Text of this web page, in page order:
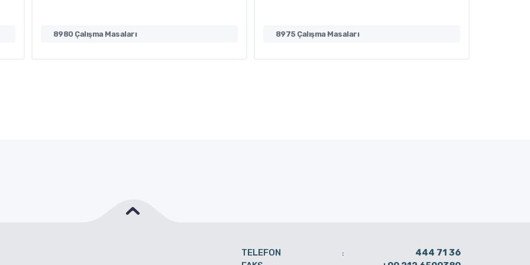
8980 Çalışma Masaları 8975 Çalışma Masaları
TELEFON :
444 71 36